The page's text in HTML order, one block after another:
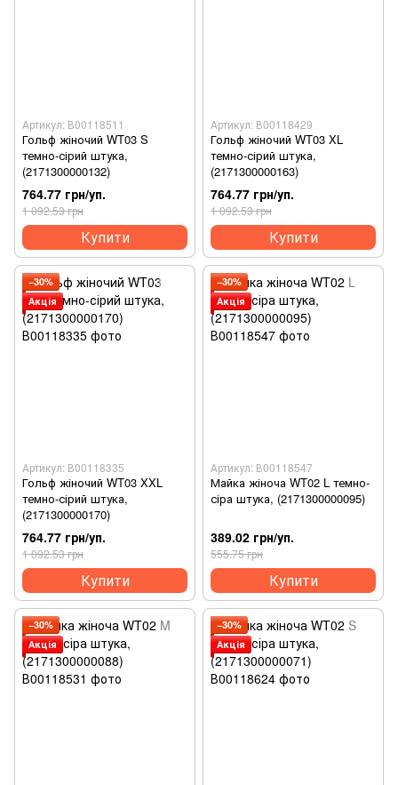
Артикул: В00118511
Гольф жіночий WT03 S
темно-сірий штука,
(2171300000132)
764.77 грн/уп.
1 092.53 грн
Купити
Артикул: В00118429
Гольф жіночий WT03 XL
темно-сірий штука,
(2171300000163)
764.77 грн/уп.
1 092.53 грн
Купити
−30%
Акція
Артикул: В00118335
Гольф жіночий WT03 XXL
темно-сірий штука,
(2171300000170)
764.77 грн/уп.
1 092.53 грн
Купити
−30%
Акція
Артикул: В00118547
Майка жіноча WT02 L темно-
сіра штука, (2171300000095)
389.02 грн/уп.
555.75 грн
Купити
−30%
Акція
−30%
Акція